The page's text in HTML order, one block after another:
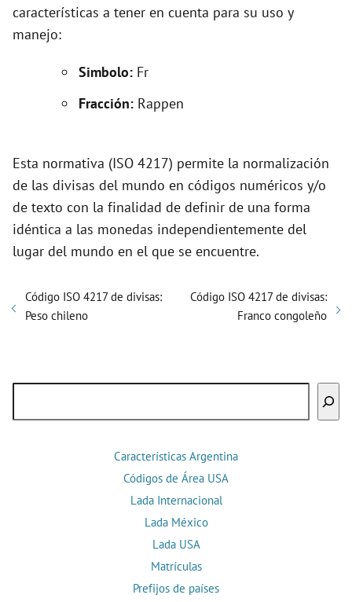
e
características a tener en cuenta para su uso y
manejo:
Simbolo: Fr
Fracción: Rappen
Esta normativa (ISO 4217) permite la normalización
de las divisas del mundo en códigos numéricos y/o
de texto con la finalidad de definir de una forma
idéntica a las monedas independientemente del
lugar del mundo en el que se encuentre.
Código ISO 4217 de divisas:
Peso chileno
Código ISO 4217 de divisas:
Franco congoleño
Características Argentina
Códigos de Área USA
Lada Internacional
Lada México
Lada USA
Matrículas
Prefijos de países